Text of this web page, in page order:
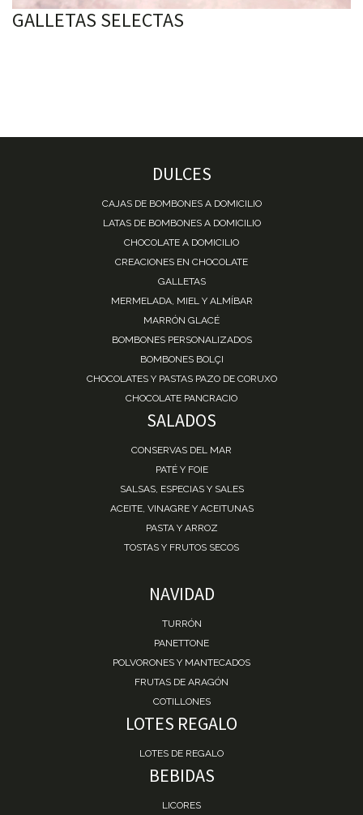
GALLETAS SELECTAS
DULCES
CAJAS DE BOMBONES A DOMICILIO
LATAS DE BOMBONES A DOMICILIO
CHOCOLATE A DOMICILIO
CREACIONES EN CHOCOLATE
GALLETAS
MERMELADA, MIEL Y ALMÍBAR
MARRÓN GLACÉ
BOMBONES PERSONALIZADOS
BOMBONES BOLÇI
CHOCOLATES Y PASTAS PAZO DE CORUXO
CHOCOLATE PANCRACIO
SALADOS
CONSERVAS DEL MAR
PATÉ Y FOIE
SALSAS, ESPECIAS Y SALES
ACEITE, VINAGRE Y ACEITUNAS
PASTA Y ARROZ
TOSTAS Y FRUTOS SECOS
NAVIDAD
TURRÓN
PANETTONE
POLVORONES Y MANTECADOS
FRUTAS DE ARAGÓN
COTILLONES
LOTES REGALO
LOTES DE REGALO
BEBIDAS
LICORES